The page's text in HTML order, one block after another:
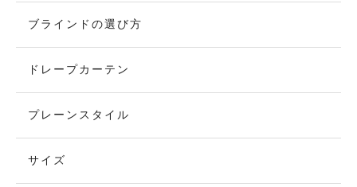
ブラインドの選び方
ドレープカーテン
プレーンスタイル
サイズ